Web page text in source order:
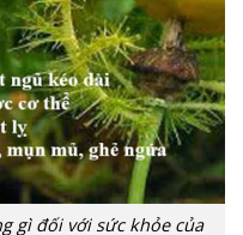
gì đối với sức khỏe của